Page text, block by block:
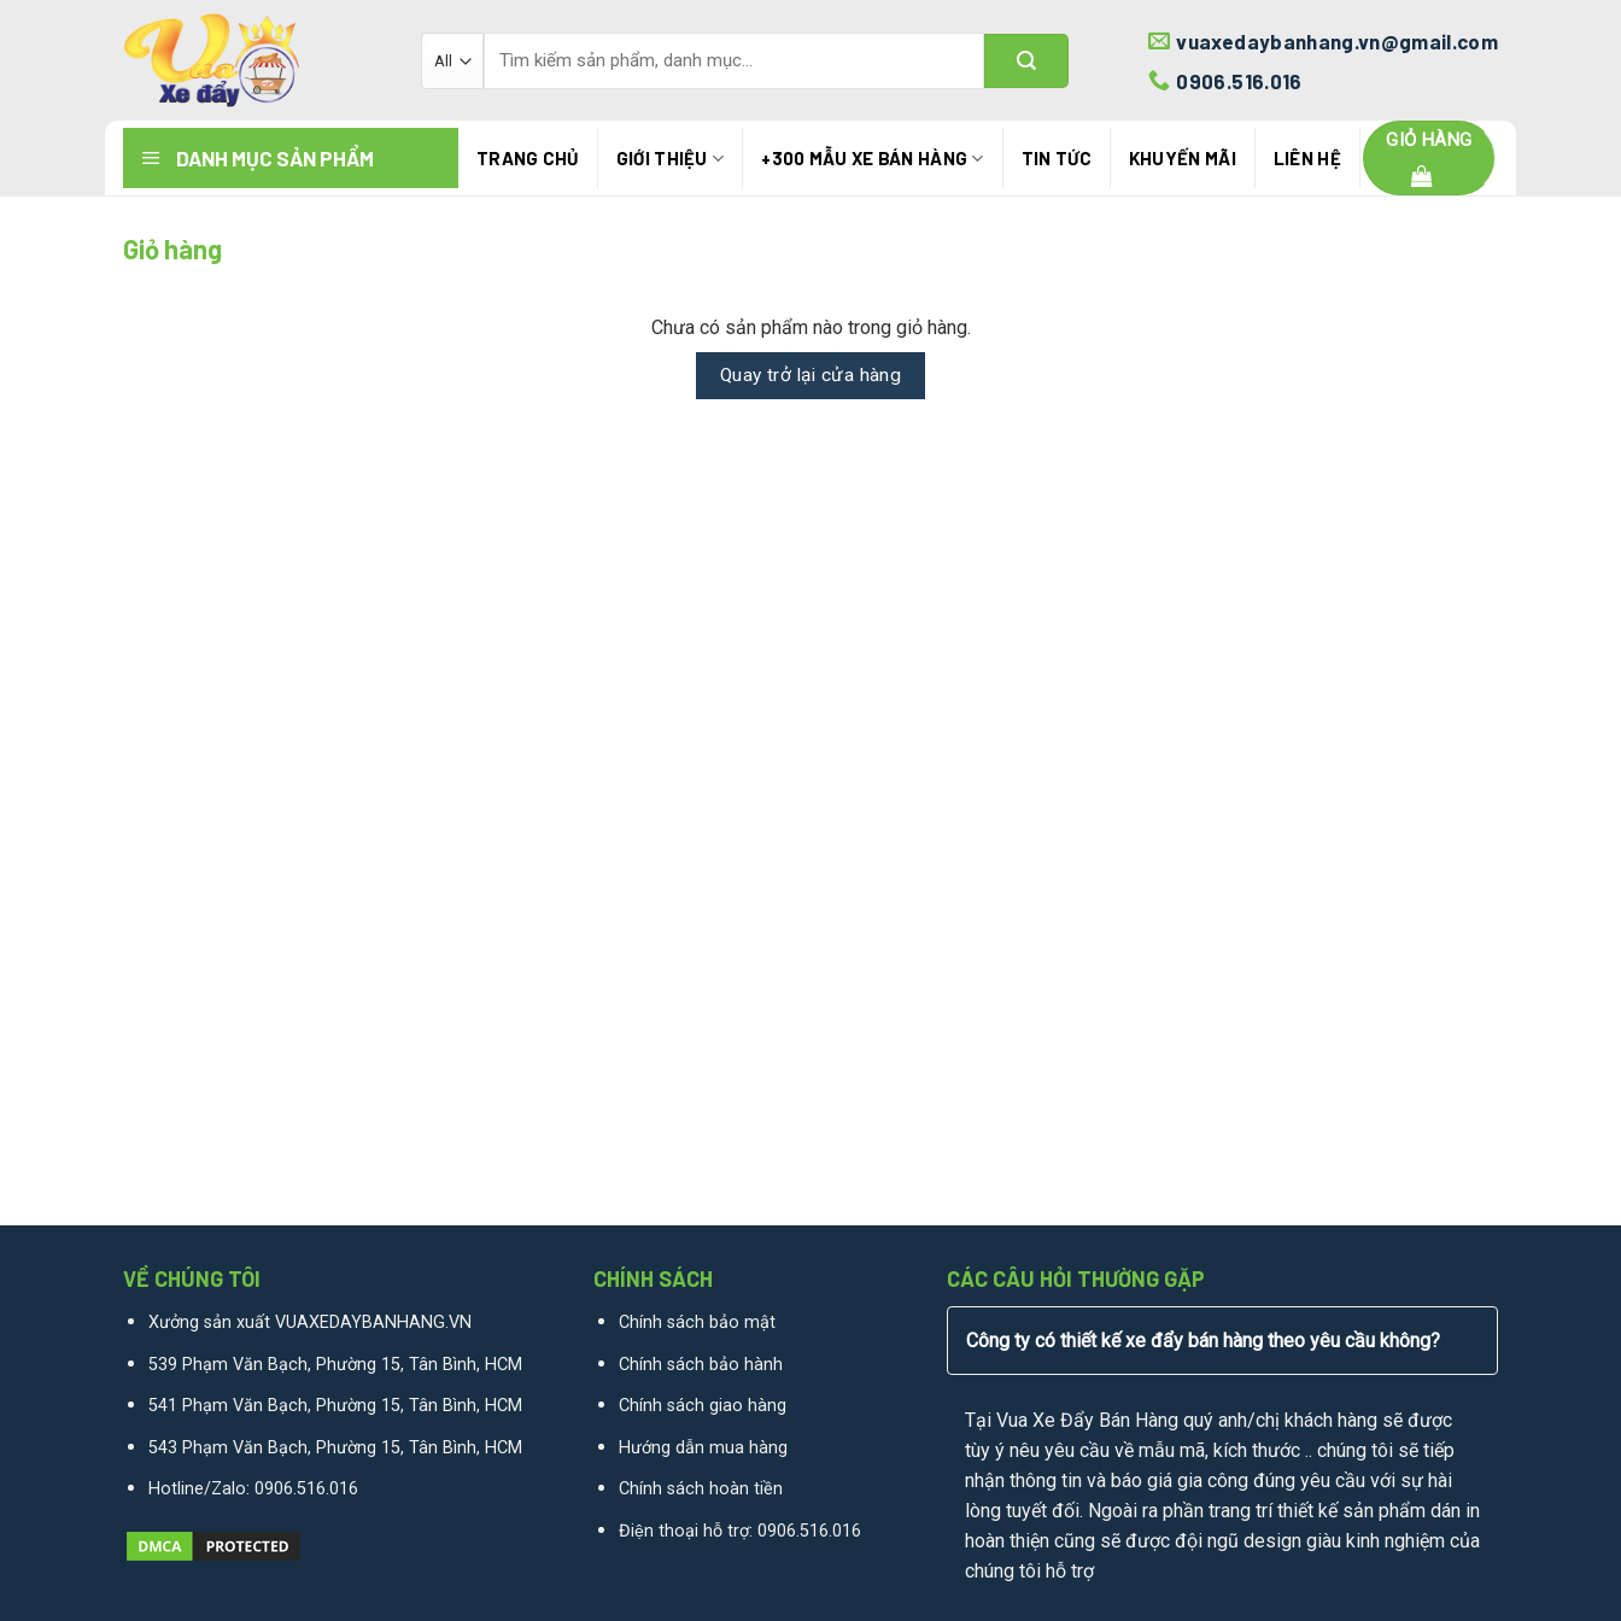
kiếm:
vuaxedaybanhang.vn@gmail.com
0906.516.016
DANH MỤC SẢN PHẨM TRANG CHỦ GIỚI THIỆU +300 MẪU XE BÁN HÀNG TIN TỨC KHUYẾN MÃI LIÊN HỆ
GIỎ HÀNG
Giỏ hàng
Chưa có sản phẩm nào trong giỏ hàng.
Quay trở lại cửa hàng
VỀ CHÚNG TÔI
Xưởng sản xuất VUAXEDAYBANHANG.VN
539 Phạm Văn Bạch, Phường 15, Tân Bình, HCM
541 Phạm Văn Bạch, Phường 15, Tân Bình, HCM
543 Phạm Văn Bạch, Phường 15, Tân Bình, HCM
Hotline/Zalo: 0906.516.016
CHÍNH SÁCH
Chính sách bảo mật
Chính sách bảo hành
Chính sách giao hàng
Hướng dẫn mua hàng
Chính sách hoàn tiền
Điện thoại hỗ trợ: 0906.516.016
CÁC CÂU HỎI THƯỜNG GẶP
Công ty có thiết kế xe đẩy bán hàng theo yêu cầu không?
Tại Vua Xe Đẩy Bán Hàng quý anh/chị khách hàng sẽ được
tùy ý nêu yêu cầu về mẫu mã, kích thước .. chúng tôi sẽ tiếp
nhận thông tin và báo giá gia công đúng yêu cầu với sự hài
lòng tuyết đối. Ngoài ra phần trang trí thiết kế sản phẩm dán in
hoàn thiện cũng sẽ được đội ngũ design giàu kinh nghiệm của
chúng tôi hỗ trợ